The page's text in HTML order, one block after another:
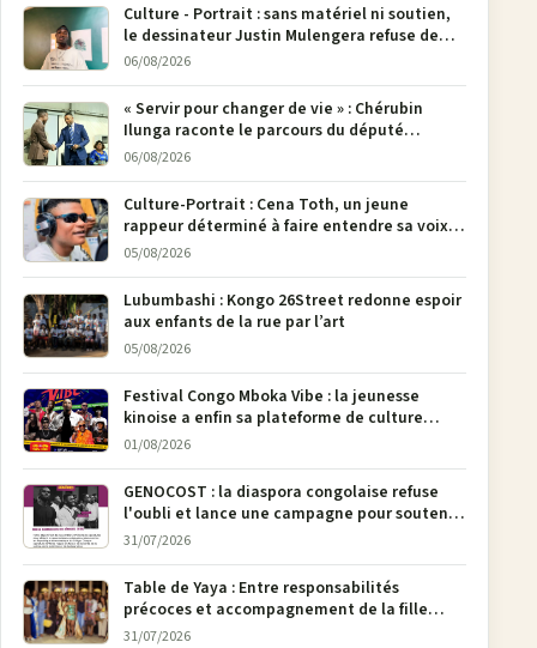
Culture - Portrait : sans matériel ni soutien,
le dessinateur Justin Mulengera refuse de
poser son crayon
06/08/2026
« Servir pour changer de vie » : Chérubin
Ilunga raconte le parcours du député
national Jethro Muyombi Tshimbu en 137
06/08/2026
Culture-Portrait : Cena Toth, un jeune
rappeur déterminé à faire entendre sa voix à
Bunia
05/08/2026
Lubumbashi : Kongo 26Street redonne espoir
aux enfants de la rue par l’art
05/08/2026
Festival Congo Mboka Vibe : la jeunesse
kinoise a enfin sa plateforme de culture
urbaine
01/08/2026
GENOCOST : la diaspora congolaise refuse
l'oubli et lance une campagne pour soutenir
la pétition FONAREV depuis Bruxelles
31/07/2026
Table de Yaya : Entre responsabilités
précoces et accompagnement de la fille
aînée, la diaspora en débat
31/07/2026